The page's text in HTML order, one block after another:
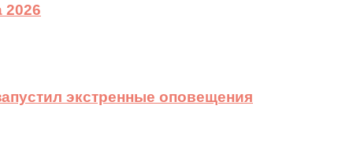
2026
экстренные оповещения